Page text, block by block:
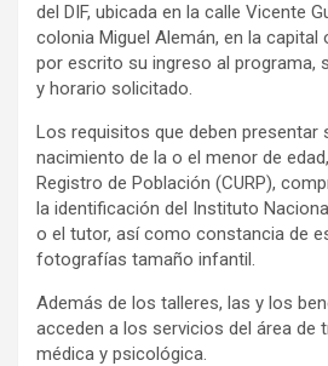
del DIF, ubicada en la calle Vicente
colonia Miguel Alemán, en la capital
por escrito su ingreso al programa,
y horario solicitado.
Los requisitos que deben presentar
nacimiento de la o el menor de
Registro de Población (CURP),
la identificación del Instituto
o el tutor, así como constancia de
fotografías tamaño infantil.
Además de los talleres, las y los
acceden a los servicios del área de
médica y psicológica.